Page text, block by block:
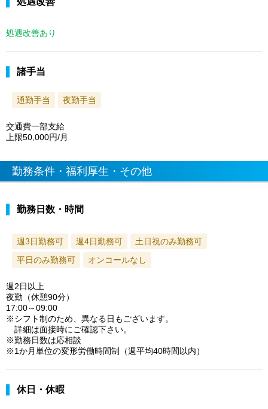
処遇改善あり
諸手当
通勤手当 夜勤手当
交通費一部支給
上限50,000円/月
勤務条件・福利厚生・その他
勤務日数・時間
週3日勤務可 週4日勤務可
土日祝のみ勤務可
平日のみ勤務可
オンコールなし
週2日以上
夜勤（休憩90分）
17:00～09:00
※シフト制のため、異なる日もございます。
詳細は面接時にご確認下さい。
※勤務日数は応相談
※1か月単位の変形労働時間制（週平均40時間以内）
休日・休暇